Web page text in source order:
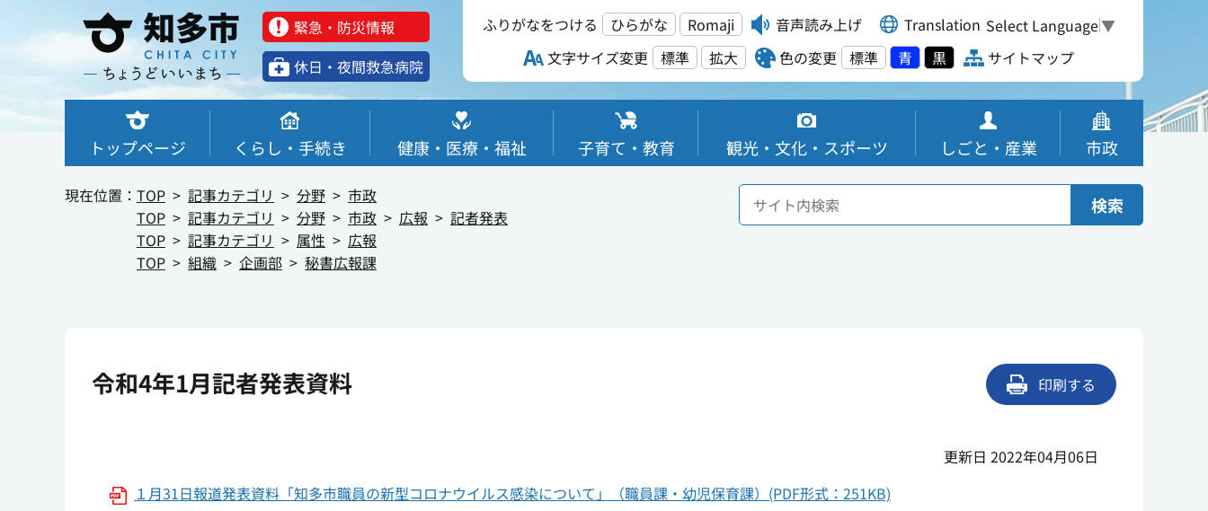
緊急・防災情報
休⽇・夜間救急病院
ふりがなをつける ひらがな Romaji 音声読み上げ Translation Select Language▼
文字サイズ変更
標準 拡大 色の変更 標準 青 黒 サイトマップ
トップページ くらし・手続き 健康・医療・福祉 子育て・教育 観光・文化・スポーツ しごと・産業 市政
現在位置： TOP 記事カテゴリ 分野
市政
TOP
記事カテゴリ 分野 市政 広報
記者発表
TOP
記事カテゴリ 属性
広報
TOP
組織 企画部 秘書広報課
検索
令和4年1月記者発表資料 印刷する
更新日 2022年04月06日
１月31日報道発表資料「知多市職員の新型コロナウイルス感染について」（職員課・幼児保育課）(PDF形式：251KB)